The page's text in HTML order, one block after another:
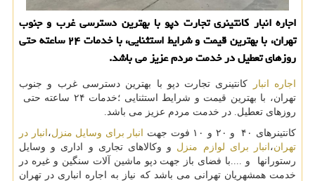
اجاره انبار كانتینری تجارت دپو با بهترین دسترسی غرب و جنوب
تهران، با بهترین قیمت و شرایط استثنایی، با خدمات ۲۴ ساعته حتی
روزهای تعطیل در خدمت مردم عزیز می باشد.
اجاره انبار
كانتینری تجارت دپو با بهترین دسترسی غرب و جنوب
تهران، با بهترین قیمت و شرایط استثنایی ؛خدمات ۲۴ ساعته حتی
روزهای تعطیل. در خدمت مردم عزیز می باشد.
کانتینرهای ۴۰ و ۲۰ و ۱۰ فوت جهت
انبار برای وسایل منزل، انبار در
تهران، انبار برای لوازم منزل و وکالاهای تجاری و اداری و وسایل
رستورانها و ....با فضای باز جهت دپو ماشین آلات سنگین و غیره در
خدمت همشهریان تهرانی می باشد که نیاز به اجاره انباری در تهران